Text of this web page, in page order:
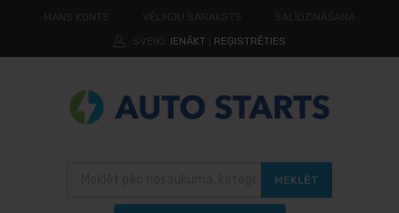
IENĀKT REĢISTRĒTIES
MEKLĒT